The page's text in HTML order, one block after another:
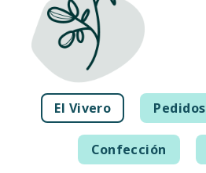
El Vivero Pedidos
Confección